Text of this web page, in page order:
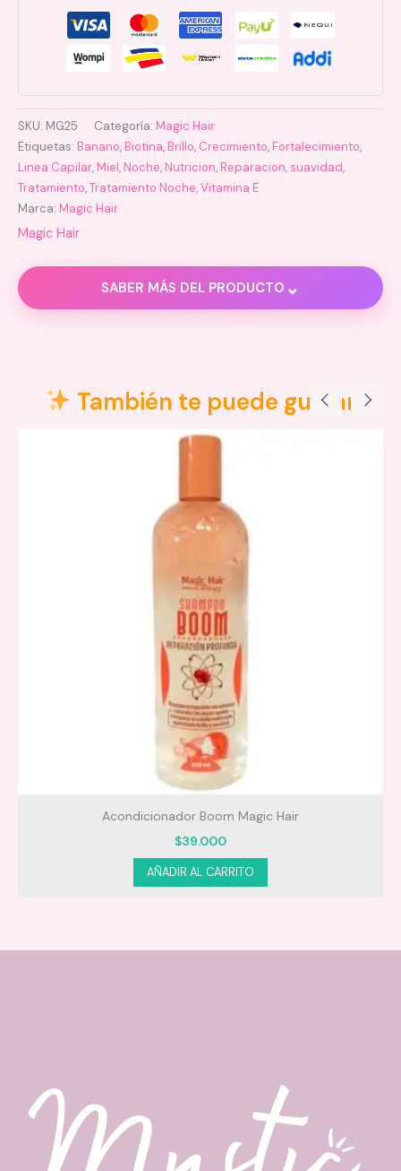
SKU: MG25 Categoría: Magic Hair
Etiquetas: Banano, Biotina, Brillo, Crecimiento, Fortalecimiento,
Linea Capilar, Miel, Noche, Nutricion, Reparacion,suavidad,
Tratamiento,Tratamiento Noche,Vitamina E
Marca: Magic Hair
Magic Hair
SABER MÁS DEL PRODUCTO ⌄
Valoraciones (0)
Aplica una cantidad adecuada sobre el cabello limpio
absorción.
También te puede gustar
Acondicionador Boom Magic Hair
$39.000
AÑADIR AL CARRITO